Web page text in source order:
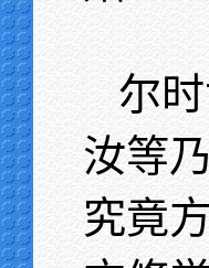
尔
汝等
究竟